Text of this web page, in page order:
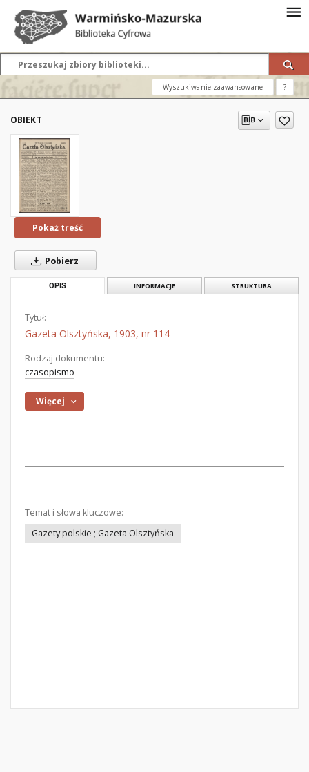
Wyszukiwanie zaawansowane ?
OBIEKT
Pokaż treść
Pobierz
OPIS INFORMACJE STRUKTURA
Tytuł:
Gazeta Olsztyńska, 1903, nr 114
Rodzaj dokumentu:
czasopismo
Więcej
Temat i słowa kluczowe:
Gazety polskie ; Gazeta Olsztyńska